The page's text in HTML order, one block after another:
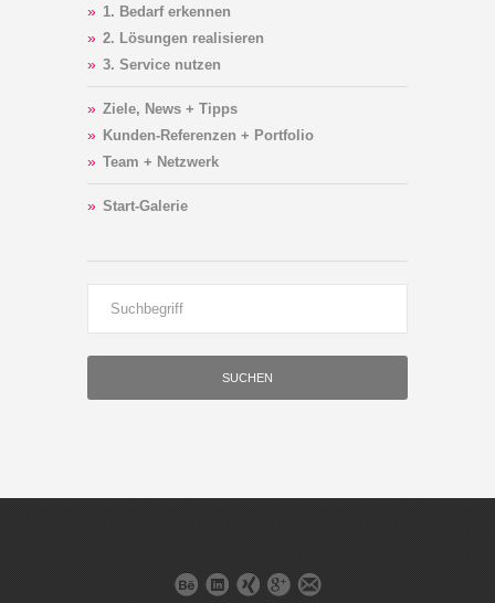
1. Bedarf erkennen
2. Lösungen realisieren
3. Service nutzen
Ziele, News + Tipps
Kunden-Referenzen + Portfolio
Team + Netzwerk
Start-Galerie